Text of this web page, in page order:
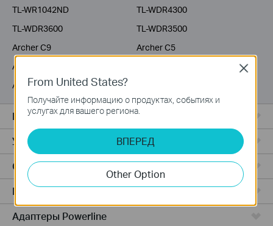
TL-WR1042ND
TL-WDR4300
TL-WDR3600
TL-WDR3500
Archer C9
Archer C5
Archer C3200
Archer C20i
Все комплекты Deco
Усилители Wi-Fi
Серия Fusion
Маршрутизаторы ADSL/VDSL
Адаптеры Powerline
From United States?
Получайте информацию о продуктах, событиях и
услугах для вашего региона.
ВПЕРЕД
Other Option
Close